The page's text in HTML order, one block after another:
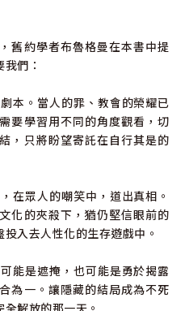
舊約學者布魯格曼在本書中提
們：
本。當人的罪、教會的榮耀已
要學習用不同的角度觀看，切
，只將盼望寄託在自行其是的
在眾人的嘲笑中，道出真相。
化的夾殺下，猶仍堅信眼前的
入去人性化的生存遊戲中。
能是遮掩，也可能是勇於揭露
為一。讓隱藏的結局成為不死